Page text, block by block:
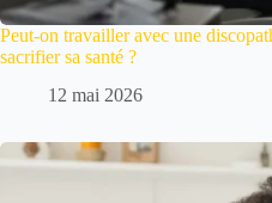
Peut-on travailler avec une
sacrifier sa santé ?
12 mai 2026